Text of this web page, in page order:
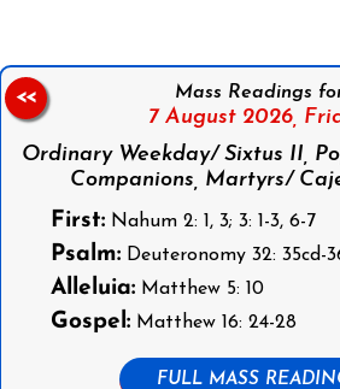
Mass Readings
7 August 2026,
Ordinary Weekday/ Sixtus II,
Companions, Martyrs/
First:Nahum 2: 1, 3; 3: 1-3, 6-7
Psalm:Deuteronomy 32: 35cd-
Alleluia:Matthew 5: 10
Gospel:Matthew 16: 24-28
FULL MASS
<<